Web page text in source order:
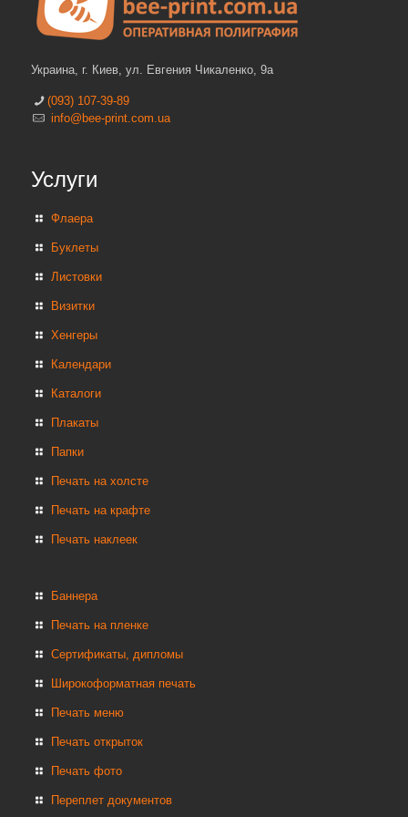
Украина, г. Киев, ул. Евгения Чикаленко, 9а
(093) 107-39-89
info@bee-print.com.ua
Услуги
Флаера
Буклеты
Листовки
Визитки
Хенгеры
Календари
Каталоги
Плакаты
Папки
Печать на холсте
Печать на крафте
Печать наклеек
Баннера
Печать на пленке
Сертификаты, дипломы
Широкоформатная печать
Печать меню
Печать открыток
Печать фото
Переплет документов